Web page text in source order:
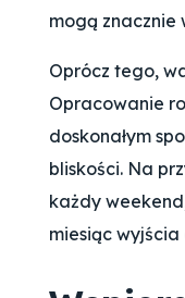
mogą znacznie
Oprócz tego,
Opracowanie
doskonałym
bliskości. Na
każdy
miesiąc wyjścia